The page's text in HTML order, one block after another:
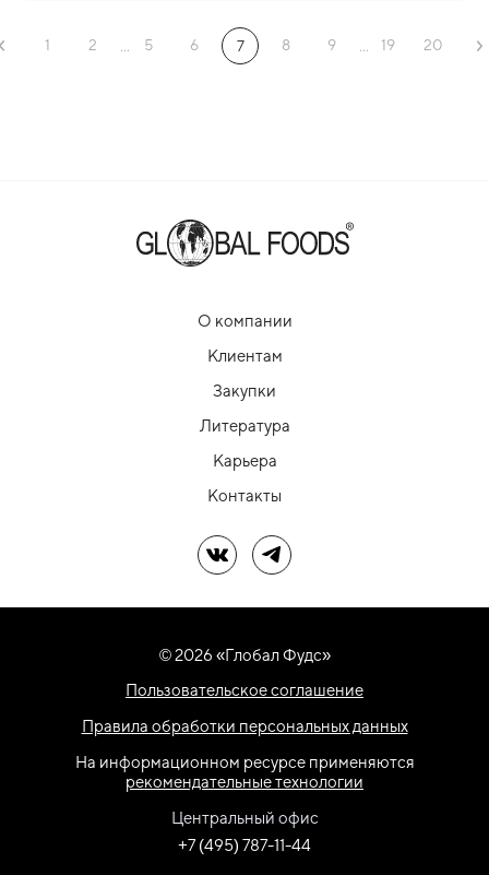
1 2 ... 5 6 7 8 9 ... 19 20
О компании
Клиентам
Закупки
Литература
Карьера
Контакты
Мы в ВКМы в Telegram
© 2026 «Глобал Фудс»
Пользовательское соглашение
Правила обработки персональных данных
На информационном ресурсе применяются
рекомендательные технологии
Центральный офис
+7 (495) 787-11-44